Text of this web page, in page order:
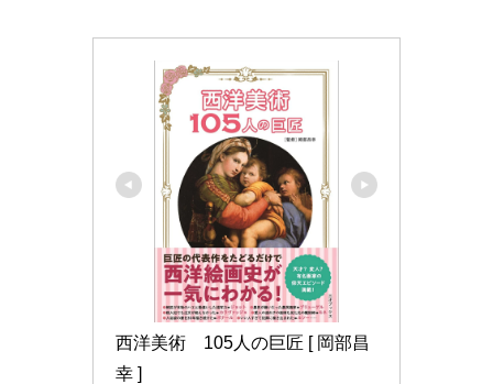
西洋美術　105人の巨匠 [ 岡部昌
幸 ]